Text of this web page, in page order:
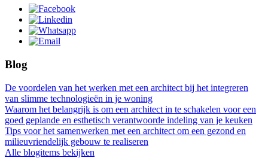
Blog
De voordelen van het werken met een architect bij het integreren
van slimme technologieën in je woning
Waarom het belangrijk is om een architect in te schakelen voor een
goed geplande en esthetisch verantwoorde indeling van je keuken
Tips voor het samenwerken met een architect om een gezond en
milieuvriendelijk gebouw te realiseren
Alle blogitems bekijken